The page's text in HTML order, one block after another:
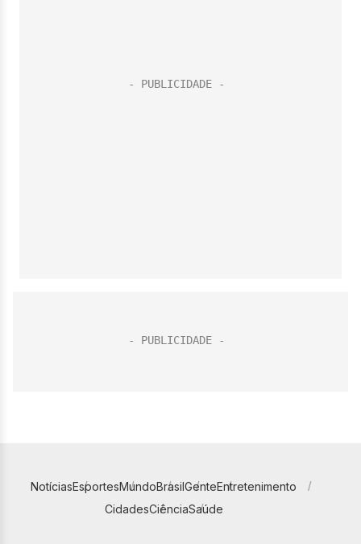
NotíciasEsportesMundoBrasilGenteEntretenimento
CidadesCiênciaSaúde